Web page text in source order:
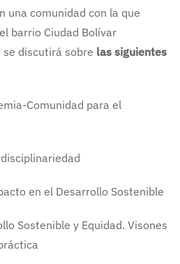
una comunidad con la que
barrio Ciudad Bolívar
se discutirá sobre las siguientes
Comunidad para el
en el Desarrollo Sostenible
Sostenible y Equidad. Visones